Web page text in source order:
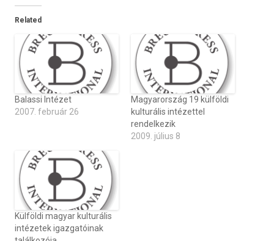
Related
Balassi Intézet
2007. február 26
Magyarország 19 külföldi
kulturális intézettel
rendelkezik
2009. július 8
Külföldi magyar kulturális
intézetek igazgatóinak